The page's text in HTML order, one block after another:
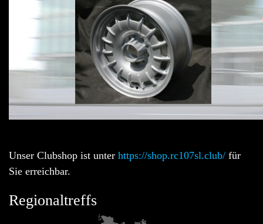
Unser Clubshop ist unter https://shop.rc107sl.club/ für
Sie erreichbar.
Regionaltreffs